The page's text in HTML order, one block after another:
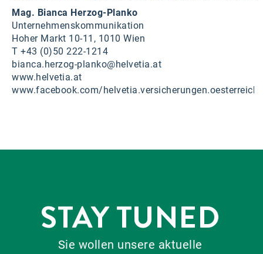
Mag. Bianca Herzog-Planko
Unternehmenskommunikation
Hoher Markt 10-11, 1010 Wien
T +43 (0)50 222-1214
bianca.herzog-planko@helvetia.at
www.helvetia.at
www.facebook.com/helvetia.versicherungen.oesterreich
STAY TUNED
Sie wollen unsere aktuelle